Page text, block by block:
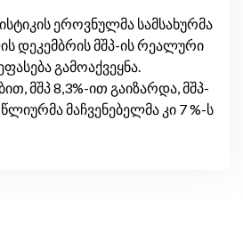
ეროვნულმა სამსახურმა
დეკემბრის მშპ-ის რეალური
გამოაქვეყნა.
მშპ 8,3%-ით გაიზარდა, მშპ-
მაჩვენებელმა კი 7 %-ს